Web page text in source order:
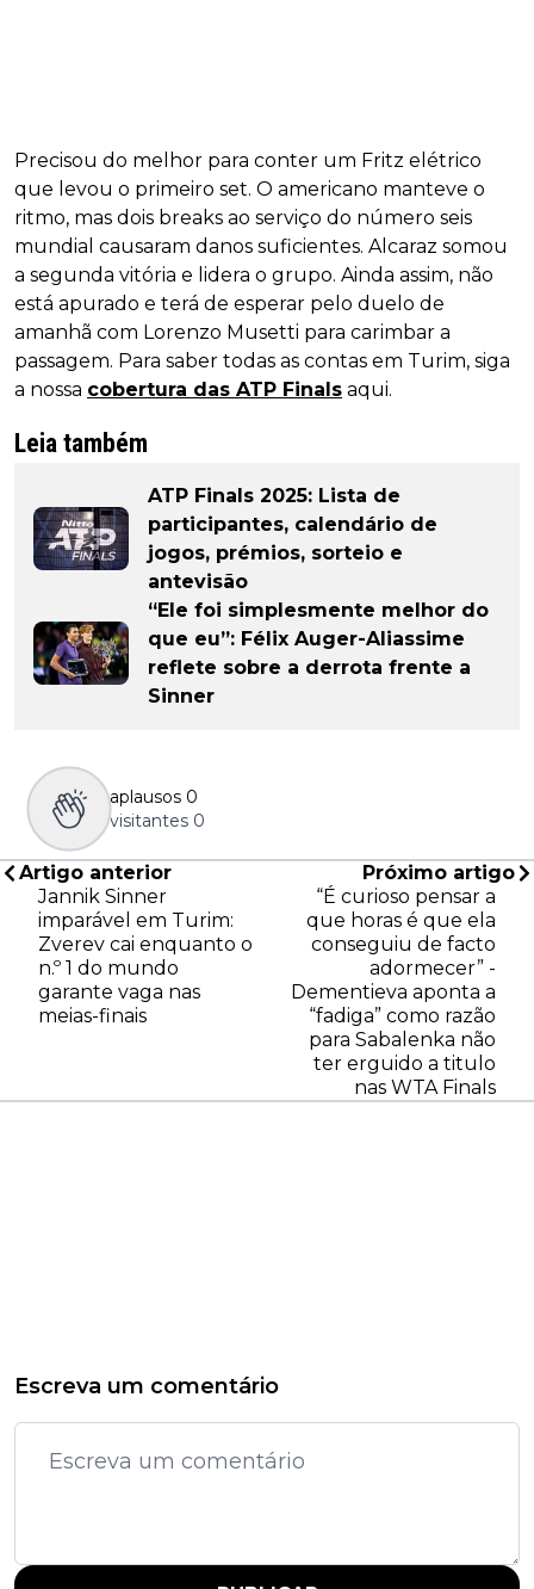
Precisou do melhor para conter um Fritz elétrico
que levou o primeiro set. O americano manteve o
ritmo, mas dois breaks ao serviço do número seis
mundial causaram danos suficientes. Alcaraz somou
a segunda vitória e lidera o grupo. Ainda assim, não
está apurado e terá de esperar pelo duelo de
amanhã com Lorenzo Musetti para carimbar a
passagem. Para saber todas as contas em Turim, siga
a nossa cobertura das ATP Finals aqui.
Leia também
ATP Finals 2025: Lista de
participantes, calendário de
jogos, prémios, sorteio e
antevisão
“Ele foi simplesmente melhor do
que eu”: Félix Auger-Aliassime
reflete sobre a derrota frente a
Sinner
aplausos 0
visitantes 0
Artigo anterior
Jannik Sinner
imparável em Turim:
Zverev cai enquanto o
n.º 1 do mundo
garante vaga nas
meias-finais
Próximo artigo
“É curioso pensar a
que horas é que ela
conseguiu de facto
adormecer” -
Dementieva aponta a
“fadiga” como razão
para Sabalenka não
ter erguido a titulo
nas WTA Finals
Escreva um comentário